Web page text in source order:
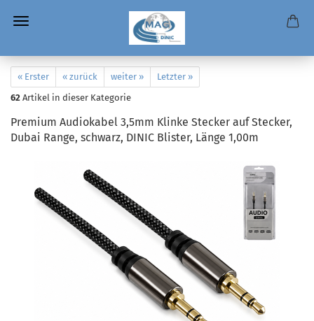
« Erster « zurück weiter »
Letzter »
62 Artikel in dieser Kategorie
Premium Audiokabel 3,5mm Klinke Stecker auf Stecker,
Dubai Range, schwarz, DINIC Blister, Länge 1,00m